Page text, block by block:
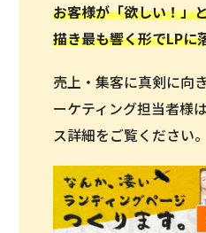
お客様が「欲しい！」
描き最も響く形でLPに
売上・集客に真剣に向
ーケティング担当者様
ス詳細をご覧ください。